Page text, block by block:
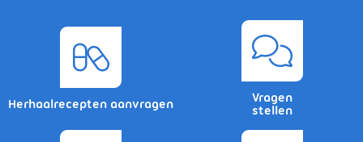
Herhaalrecepten aanvragen
Vragen
stellen